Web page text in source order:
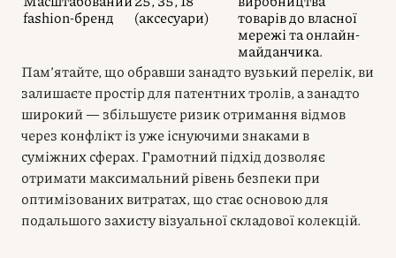
fashion-бренд
(аксесуари)
товарів до власної
мережі та онлайн-
майданчика.
Пам’ятайте, що обравши занадто вузький перелік, ви
залишаєте простір для патентних тролів, а занадто
широкий — збільшуєте ризик отримання відмов
через конфлікт із уже існуючими знаками в
суміжних сферах. Грамотний підхід дозволяє
отримати максимальний рівень безпеки при
оптимізованих витратах, що стає основою для
подальшого захисту візуальної складової колекцій.